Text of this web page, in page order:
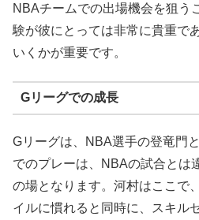
NBAチームでの出場機会を狙う
験が彼にとっては非常に貴重で
いくかが重要です。
Gリーグでの成長
Gリーグは、NBA選手の登竜門
でのプレーは、NBAの試合とは
の場となります。河村はここで
イルに慣れると同時に、スキル